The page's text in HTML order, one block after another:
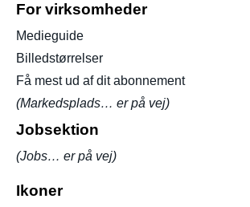
For virksomheder
Medieguide
Billedstørrelser
Få mest ud af dit abonnement
(Markedsplads… er på vej)
Jobsektion
(Jobs… er på vej)
Ikoner